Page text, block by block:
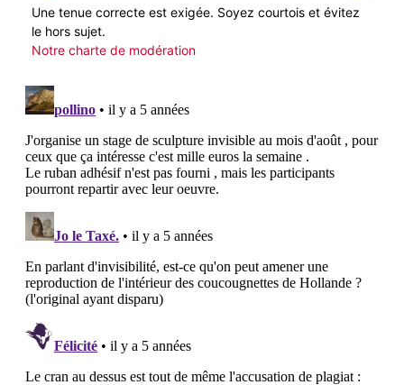
Une tenue correcte est exigée. Soyez courtois et évitez
le hors sujet.
Notre charte de modération